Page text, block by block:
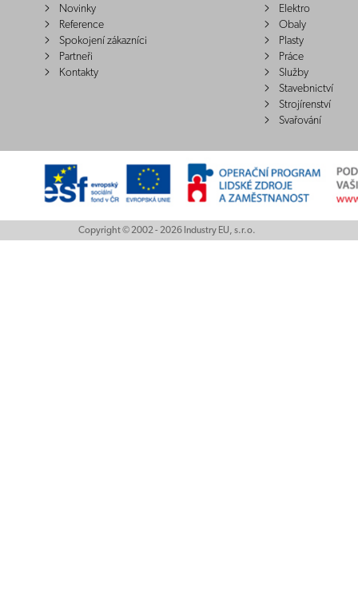
Novinky
Reference
Spokojení zákazníci
Partneři
Kontakty
Elektro
Obaly
Plasty
Práce
Služby
Stavebnictví
Strojírenství
Svařování
Copyright © 2002 - 2026 Industry EU, s.r.o.